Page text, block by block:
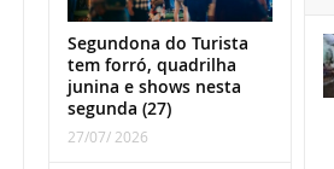
Segundona do Turista
tem forró, quadrilha
junina e shows nesta
segunda (27)
27/07/ 2026